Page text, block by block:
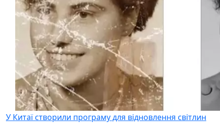
У Китаї створили програму для відновлення світлин